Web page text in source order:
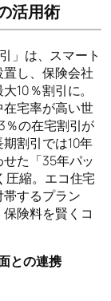
活用術
」は、スマート
し、保険会社
10％割引に。
宅率が高い世
％の在宅割引が
割引では10年
た「35年パッ
圧縮。エコ住宅
するプラン
険料を賢くコ
との連携